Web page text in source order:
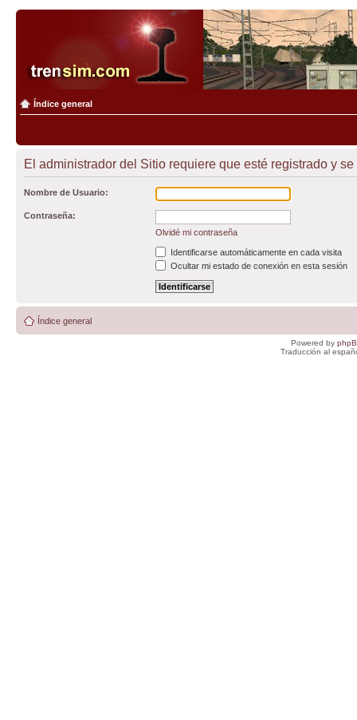
Índice general
El administrador del Sitio requiere que esté registrado y
Nombre de Usuario:
Contraseña:
Olvidé mi contraseña
Identificarse automáticamente en cada visita
Ocultar mi estado de conexión en esta sesión
Índice general
Powered by
Traducción al